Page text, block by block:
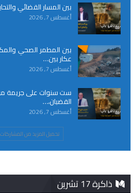
بين المسار القضائي
أغسطس 7, 2026
بين المطمر الصحي
عكار بين…
أغسطس 7, 2026
ست سنوات على جريمة
القضبان،…
أغسطس 7, 2026
تحميل المزيد من المشاركات
ذاكرة 17 تشرين